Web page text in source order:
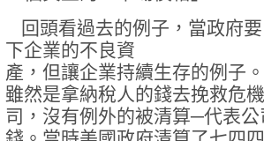
回頭看過去的例子，當政府
下企業的不良資
產，但讓企業持續生存的例子
雖然是拿納稅人的錢去挽救危
司，沒有例外的被清算─代表